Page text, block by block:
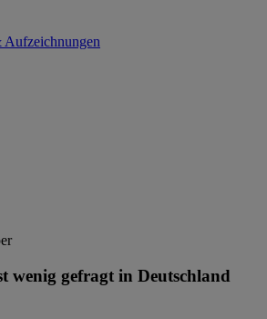
wenig gefragt in Deutschland